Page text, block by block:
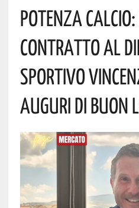
Potenza
Contratto Al
Sportivo
Auguri Di Buon